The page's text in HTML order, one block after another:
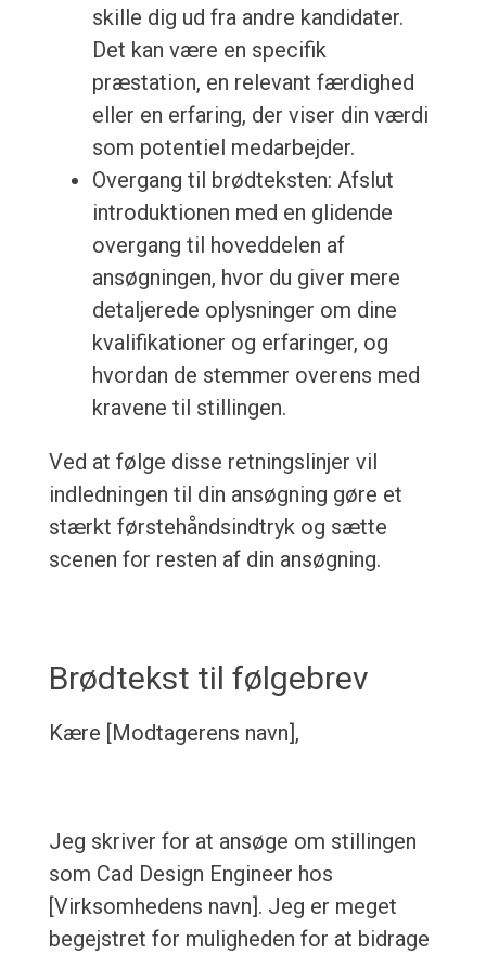
skille dig ud fra andre kandidater.
Det kan være en specifik
præstation, en relevant færdighed
eller en erfaring, der viser din værdi
som potentiel medarbejder.
Overgang til brødteksten: Afslut
introduktionen med en glidende
overgang til hoveddelen af
ansøgningen, hvor du giver mere
detaljerede oplysninger om dine
kvalifikationer og erfaringer, og
hvordan de stemmer overens med
kravene til stillingen.
Ved at følge disse retningslinjer vil
indledningen til din ansøgning gøre et
stærkt førstehåndsindtryk og sætte
scenen for resten af din ansøgning.
Brødtekst til følgebrev
Kære [Modtagerens navn],
Jeg skriver for at ansøge om stillingen
som Cad Design Engineer hos
[Virksomhedens navn]. Jeg er meget
begejstret for muligheden for at bidrage